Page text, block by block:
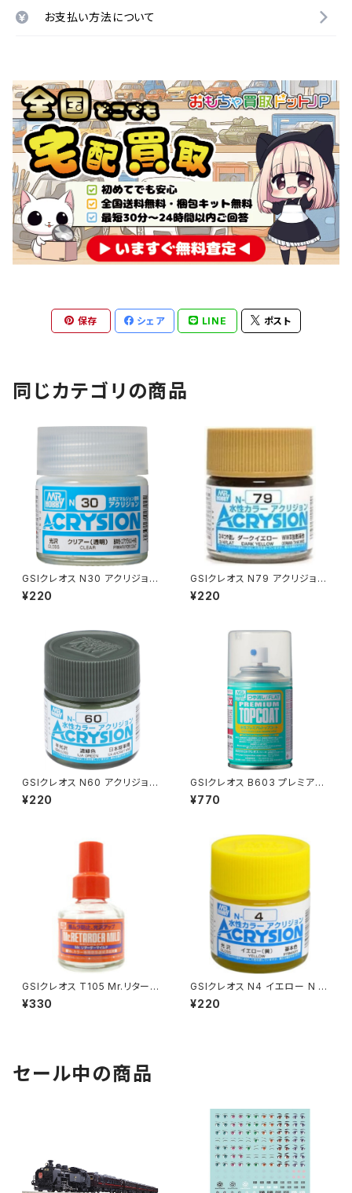
お支払い方法について
保存 シェア LINE ポスト
同じカテゴリの商品
GSIクレオス N30 アクリジョン
カラー クリアー（新品 在庫品）
¥220
GSIクレオス N79 アクリジョン
カラー ダークイエロー プラモデ
ル 塗料（新品 在庫品）
¥220
GSIクレオス N60 アクリジョン
カラー 濃緑色 プラモデル 塗料
（新品 在庫品）
¥220
GSIクレオス B603 プレミアム
トップコート(ツヤ消シ） プラモデ
ル 工具（新品 在庫品）
¥770
GSIクレオス T105 Mr.リターダ
ーマイルド プラモデル 工具（新
品 在庫品）
¥330
GSIクレオス N4 イエロー N プ
ラモデル 塗料（新品 在庫品）
¥220
セール中の商品